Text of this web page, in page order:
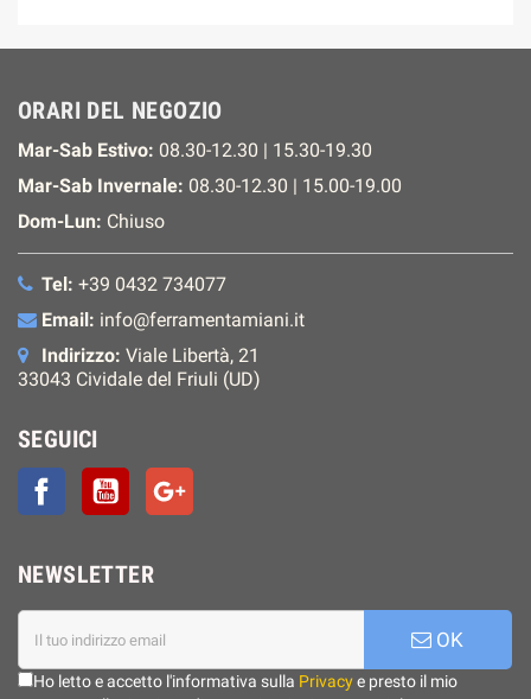
ORARI DEL NEGOZIO
Mar-Sab Estivo: 08.30-12.30 | 15.30-19.30
Mar-Sab Invernale: 08.30-12.30 | 15.00-19.00
Dom-Lun: Chiuso
Tel: +39 0432 734077
Email: info@ferramentamiani.it
Indirizzo: Viale Libertà, 21
33043 Cividale del Friuli (UD)
SEGUICI
FacebookYouTube
NEWSLETTER
OK
Ho letto e accetto l'informativa sulla Privacye presto il mio